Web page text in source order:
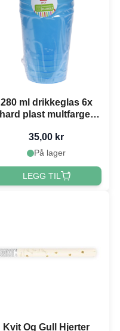
280 ml drikkeglas 6x
hard plast multfarget
35,00 kr
På lager
LEGG TIL
Kvit Og Gull Hjerter